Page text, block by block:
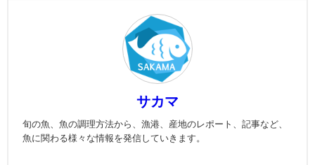
サカマ
旬の魚、魚の調理方法から、漁港、産地のレポート、記事など、
魚に関わる様々な情報を発信していきます。